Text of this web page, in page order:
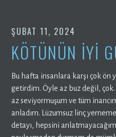
ŞUBAT 11, 2024
KÖTÜNÜN İYİ
Bu hafta insanlara karşı çok ön
getirdim. Öyle az buz değil, çok.
az seviyormuşum ve tüm
anladım. Lüzumsuz linç
detayı, hepsini